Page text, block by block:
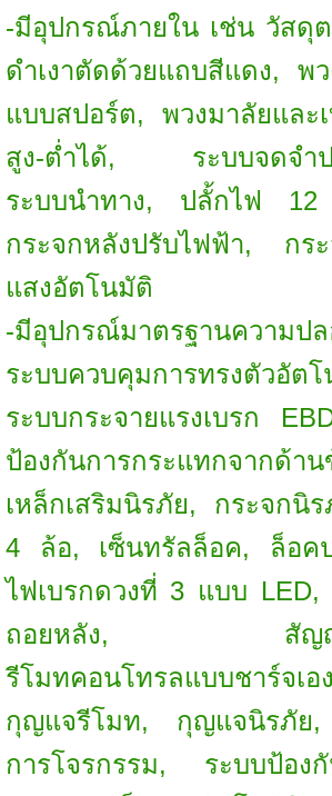
-มีอุปกรณ์ภายใน เช่น วัสดุ
ดำเงาตัดด้วยแถบสีแดง, พ
แบบสปอร์ต, พวงมาลัยและ
สูง-ต่ำได้, ระบบจดจำป
ระบบนำทาง, ปลั้กไฟ
กระจกหลังปรับไฟฟ้า, กร
แสงอัตโนมัติ
-มีอุปกรณ์มาตรฐานความ
ระบบควบคุมการทรงตัวอั
ระบบกระจายแรงเบรก
ป้องกันการกระแทกจาก
เหล็กเสริมนิรภัย, กระจกนิ
4 ล้อ, เซ็นทรัลล็อค, ล็อค
ไฟเบรกดวงที่ 3 แบบ
ถอยหลัง, สัญญาณ
รีโมทคอนโทรลแบบชาร์จเอ
กุญแจรีโมท, กุญแจนิรภัย,
การโจรกรรม, ระบบป้องกั